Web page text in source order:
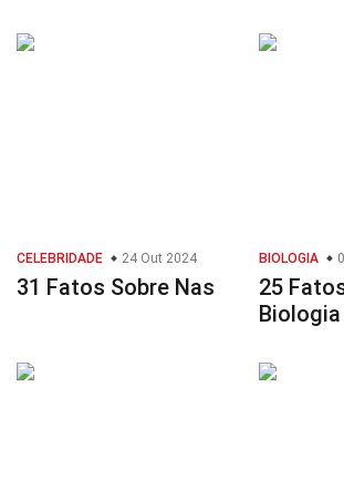
CELEBRIDADE 24 Out 2024
31 Fatos Sobre Nas
BIOLOGIA
25
Biologia